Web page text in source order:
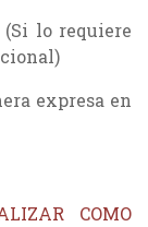
lo requiere
expresa en
COMO